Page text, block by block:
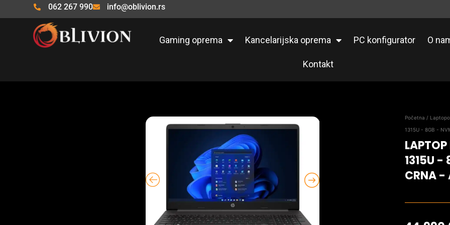
na
062 267 990 info@oblivion.rs
Gaming oprema Kancelarijska oprema PC konfigurator O
Kontakt
Početna /
1315U - 8GB -
1315U -
CRNA -